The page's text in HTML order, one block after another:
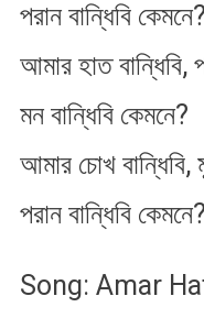
পরান বান্ধিবি কেমনে?
আমার হাত বান্ধিবি,
মন বান্ধিবি কেমনে?
আমার চোখ বান্ধিবি,
পরান বান্ধিবি কেমনে?
Song: Amar